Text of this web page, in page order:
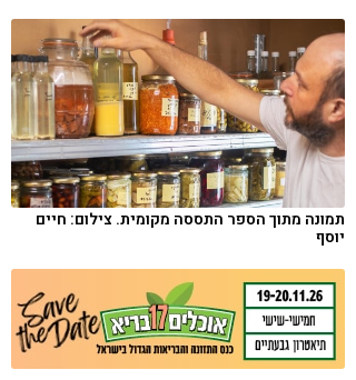
רגישות לגלוטן
טעים להכיר
קורונה
טבעונות
תמונה מתוך הספר התססה מקומית. צילום: חיים
יוסף